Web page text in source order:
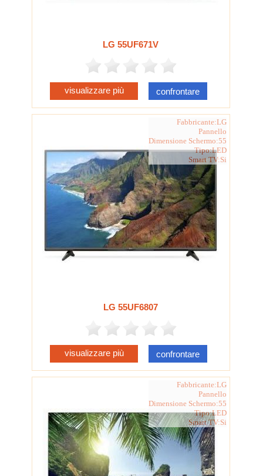
LG 55UF671V
visualizzare più confrontare
Fabbricante:LG
Pannello
Dimensione Schermo:55
Tipo:LED
Smart TV:Si
LG 55UF6807
visualizzare più confrontare
Fabbricante:LG
Pannello
Dimensione Schermo:55
Tipo:LED
Smart TV:Si